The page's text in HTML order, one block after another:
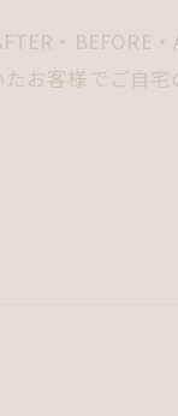
・BEFORE・
お客様でご自